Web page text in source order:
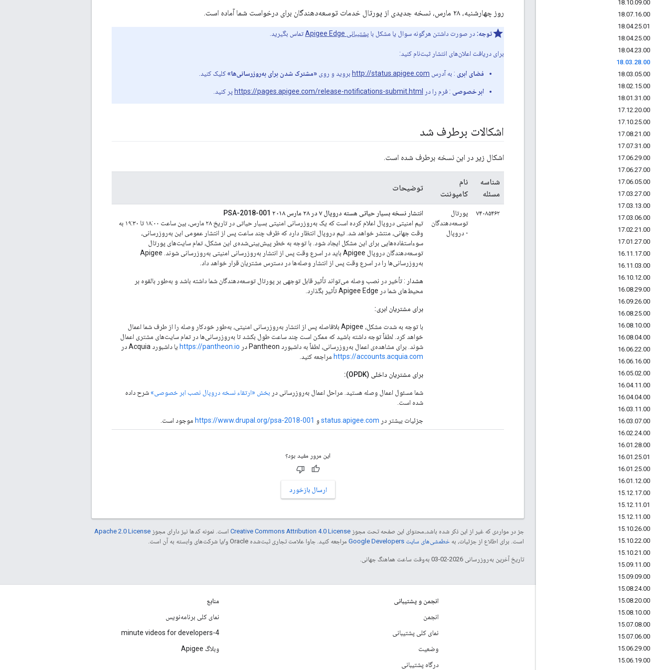
18.10.09.00
18.07.16.00
18.04.25.01
18.04.25.00
18.04.23.00
18.03.28.00
18.03.05.00
18.02.15.00
18.01 .31 .00
17.12.20.00
17.10.25.00
17.08.21 .00
17.07.31 .00
17.06.29.00
17.06.27.00
17.06.05.00
17.03.27.00
17.03.13.00
17.03.06.00
17.02.21 .00
17.01 .27.00
16.11 .17.00
16.11 .03.00
16.10.12.00
16.08.29.00
16.09.26.00
16.08.25.00
16.08.10.00
16.08.04.00
16.06.22.00
16.06.16.00
16.05.02.00
16.04.11 .00
16.04.04.00
16.03.11 .00
16.03.07.00
16.02.24.00
16.01 .28.00
16.01 .25.01
16.01 .25.00
16.01 .12.00
15.12.17.00
15.12.11 .01
15.12.11 .00
15.10.26.00
15.10.22.00
15.10.21 .00
15.09.11 .00
15.09.09.00
15.08.24.00
15.08.20.00
15.08.10.00
15.07.08.00
15.07.06.00
15.06.29.00
15.06.19.00
روز چهارشنبه، ۲۸ مارس، نسخه جدیدی از پورتال خدمات توسعه‌دهندگان برای درخواست شما آماده است.
توجه: در صورت داشتن هرگونه سوال یا مشکل با پشتیبانی Apigee Edge تماس بگیرید.
برای دریافت اعلان‌های انتشار ثبت‌نام کنید:
فضای ابری : به آدرس http://status.apigee.com بروید و روی «مشترک شدن برای به‌روزرسانی‌ها»کلیک کنید.
ابر خصوصی : فرم را در https://pages.apigee.com/release-notifications-submit.html پر کنید.
اشکالات برطرف شد
اشکال زیر در این نسخه برطرف شده است.
شناسه
مسئله
نام
کامپوننت
توضیحات
۷۴۰۸۵۴۶۲
پورتال
توسعه‌دهندگان
- دروپال
انتشار نسخه بسیار حیاتی هسته دروپال ۷ در ۲۸ مارس ۲۰۱۸ PSA-2018-001
تیم امنیتی دروپال اعلام کرده است که یک به‌روزرسانی امنیتی بسیار حیاتی در تاریخ ۲۸ مارس، بین ساعت ۱۸:۰۰ تا ۱۹:۳۰ به
وقت جهانی، منتشر خواهد شد. تیم دروپال انتظار دارد که ظرف چند ساعت پس از انتشار عمومی این به‌روزرسانی،
سوءاستفاده‌هایی برای این مشکل ایجاد شود. با توجه به خطر پیش‌بینی‌شده‌ی این مشکل، تمام سایت‌های پورتال
توسعه‌دهندگان دروپال Apigee باید در اسرع وقت پس از انتشار به‌روزرسانی امنیتی به‌روزرسانی شوند. Apigee
به‌روزرسانی‌ها را در اسرع وقت پس از انتشار وصله‌ها در دسترس مشتریان قرار خواهد داد.
هشدار : تأخیر در نصب وصله می‌تواند تأثیر قابل توجهی بر پورتال توسعه‌دهندگان شما داشته باشد و به‌طور بالقوه بر
محیط‌های شما در Apigee Edge تأثیر بگذارد.
برای مشتریان ابری:
با توجه به شدت مشکل، Apigee بلافاصله پس از انتشار به‌روزرسانی امنیتی، به‌طور خودکار وصله را از طرف شما اعمال
خواهد کرد. لطفاً توجه داشته باشید که ممکن است چند ساعت طول بکشد تا به‌روزرسانی‌ها در تمام سایت‌های مشتری اعمال
شوند. برای مشاهده‌ی اعمال به‌روزرسانی، لطفاً به داشبورد Pantheon در
https://pantheon.io یا داشبورد Acquia در
https://accounts.acquia.com مراجعه کنید.
برای مشتریان داخلی (OPDK):
شما مسئول اعمال وصله هستید. مراحل اعمال به‌روزرسانی در بخش «ارتقاء نسخه دروپال نصب ابر خصوصی»شرح داده
شده است.
جزئیات بیشتر در status.apigee.com و https://www.drupal.org/psa-2018-001 موجود است.
این مرور مفید بود؟
ارسال بازخورد
جز در مواردی که غیر از این ذکر شده باشد،‌محتوای این صفحه تحت مجوز Creative Commons Attribution 4.0 License است. نمونه کدها نیز دارای مجوز Apache 2.0 License
است. برای اطلاع از جزئیات، به خطمشی‌های سایت Google Developers‏ مراجعه کنید. جاوا علامت تجاری ثبت‌شده Oracle و/یا شرکت‌های وابسته به آن است.
تاریخ آخرین به‌روزرسانی 2026-02-03 به‌وقت ساعت هماهنگ جهانی.
درباره Apigee
We're part of Google
رویدادها
شرکا
ای-کتاب و پخش اینترنتی
انجمن و پشتیبانی
انجمن
نمای کلی پشتیبانی
وضعیت
درگاه پشتیبانی
منابع
نمای کلی برنامه‌نویس
4-minute videos for developers
وبلاگ Apigee